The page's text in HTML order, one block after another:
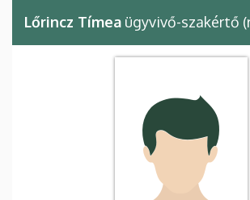
Lőrincz Tímea ügyvivő-szakértő